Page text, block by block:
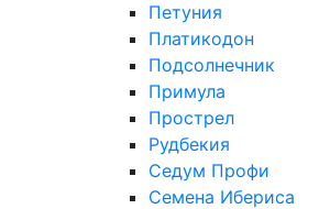
Петуния
Платикодон
Подсолнечник
Примула
Прострел
Рудбекия
Седум Профи
Семена Ибериса